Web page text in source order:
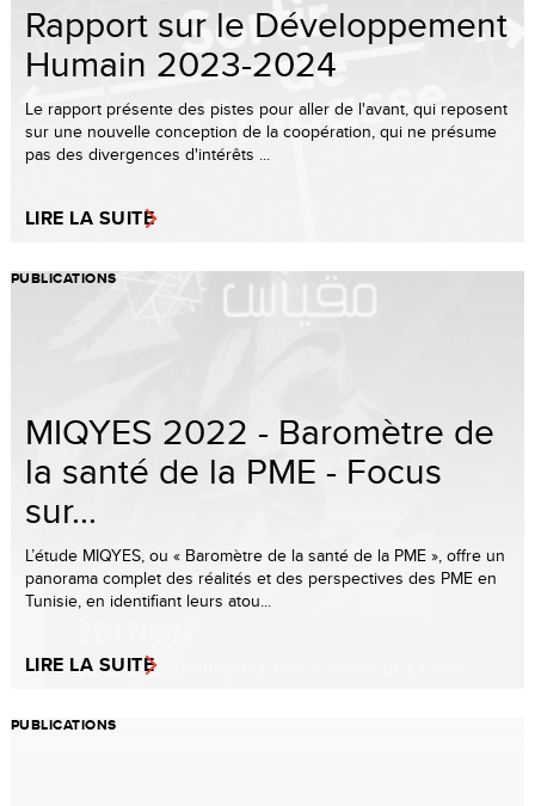
Rapport sur le Développement
Humain 2023-2024
Le rapport présente des pistes pour aller de l'avant, qui reposent
sur une nouvelle conception de la coopération, qui ne présume
pas des divergences d'intérêts ...
LIRE LA SUITE
PUBLICATIONS
MIQYES 2022 - Baromètre de
la santé de la PME - Focus
sur...
L’étude MIQYES, ou « Baromètre de la santé de la PME », offre un
panorama complet des réalités et des perspectives des PME en
Tunisie, en identifiant leurs atou...
LIRE LA SUITE
PUBLICATIONS